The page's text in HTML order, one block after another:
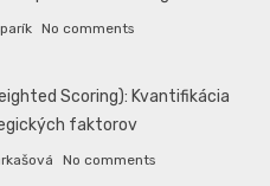
No comments
Scoring): Kvantifikácia
faktorov
No comments